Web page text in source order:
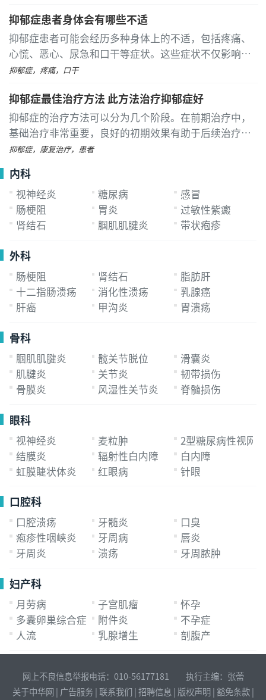
抑郁症患者身体会有哪些不适
抑郁症患者可能会经历多种身体上的不适，包括疼痛、
心慌、恶心、尿急和口干等症状。这些症状不仅影响患
者的日常生活，也可能加重其心理负担。 抑郁症患者常
抑郁症，疼痛，口干
抑郁症最佳治疗方法 此方法治疗抑郁症好
抑郁症的治疗方法可以分为几个阶段。在前期治疗中，
基础治疗非常重要，良好的初期效果有助于后续治疗。
此阶段主要采用中药疗法，旨在顺气祛邪，消除由各种
巩固前期疗效，并进一步缓解病情
抑郁症，康复治疗，患者
内科
视神经炎 糖尿病
感冒
肠梗阻
胃炎
过敏性紫癜
肾结石
腘肌肌腱炎 带状疱疹
外科
肠梗阻 肾结石
脂肪肝
十二指肠溃疡
消化性溃疡
乳腺癌
肝癌
甲沟炎 胃溃疡
骨科
腘肌肌腱炎 髋关节脱位
滑囊炎
肌腱炎
关节炎
韧带损伤
骨膜炎
风湿性关节炎 脊髓损伤
眼科
视神经炎 麦粒肿
2型糖尿病性视网
结膜炎
辐射性白内障
白内障
虹膜睫状体炎
红眼病 针眼
口腔科
口腔溃疡 牙髓炎
口臭
疱疹性咽峡炎
牙周病
唇炎
牙周炎
溃疡 牙周脓肿
妇产科
月劳病 子宫肌瘤
怀孕
多囊卵巢综合症
附件炎
不孕症
人流
乳腺增生 剖腹产
网上不良信息举报电话：010-56177181 执行主编：张蕾
关于中华网 | 广告服务|联系我们 |招聘信息 | 版权声明| 豁免条款|